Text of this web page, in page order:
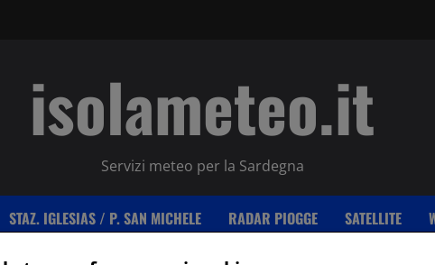
isolameteo.it
Servizi meteo per la Sardegna
STAZ. IGLESIAS / P. SAN MICHELE RADAR PIOGGE SATELLITE